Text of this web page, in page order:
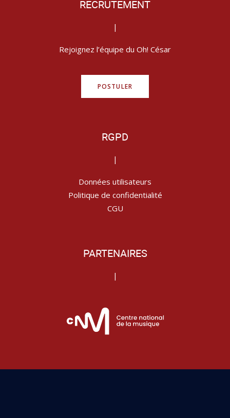
RECRUTEMENT
|
Rejoignez l’équipe du Oh! César
POSTULER
RGPD
|
Données utilisateurs
Politique de confidentialité
CGU
PARTENAIRES
|